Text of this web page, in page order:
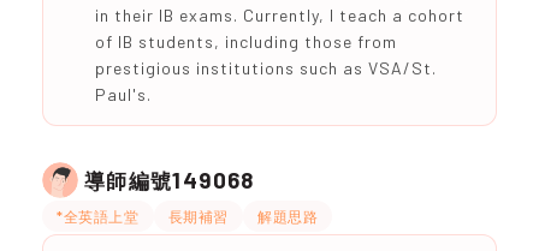
in their IB exams. Currently, I teach a cohort
of IB students, including those from
prestigious institutions such as VSA/St.
Paul's.
導師編號149068
*全英語上堂 長期補習 解題思路